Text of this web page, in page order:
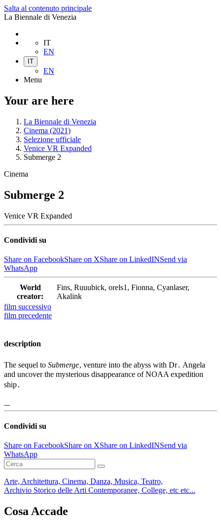
Salta al contenuto principale
La Biennale di Venezia
IT
EN
IT
EN
Menu
Your are here
La Biennale di Venezia
Cinema (2021)
Selezione ufficiale
Venice VR Expanded
Submerge 2
Cinema
Submerge 2
Venice VR Expanded
Condividi su
Share on FacebookShare on XShare on LinkedINSend via
WhatsApp
World
creator:
Fins, Ruuubick, orels1, Fionna, Cyanlaser,
Akalink
film successivo
film precedente
description
The sequel to Submerge‚ venture into the abyss with Dr․ Angela
and uncover the mysterious disappearance of NOAA expedition
ship․
Condividi su
Share on FacebookShare on XShare on LinkedINSend via
WhatsApp
Arte, Architettura, Cinema, Danza, Musica, Teatro,
Archivio Storico delle Arti Contemporanee, College, etc etc...
Cosa Accade